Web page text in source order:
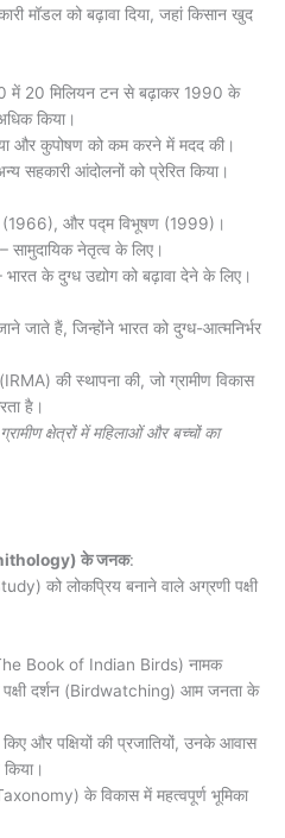
मॉडल को बढ़ावा दिया, जहां किसान खुद
में 20 मिलियन टन से बढ़ाकर 1990 के
किया।
और कुपोषण को कम करने में मदद की।
सहकारी आंदोलनों को प्रेरित किया।
और पद्म विभूषण (1999)।
नेतृत्व के लिए।
के दुग्ध उद्योग को बढ़ावा देने के लिए।
जाते हैं, जिन्होंने भारत को दुग्ध-आत्मनिर्भर
की स्थापना की, जो ग्रामीण विकास
है।
क्षेत्रों में महिलाओं और बच्चों का
के जनक:
को लोकप्रिय बनाने वाले अग्रणी पक्षी
Book of Indian Birds) नामक
पक्षी दर्शन (Birdwatching) आम जनता के
किए और पक्षियों की प्रजातियों, उनके आवास
के विकास में महत्वपूर्ण भूमिका